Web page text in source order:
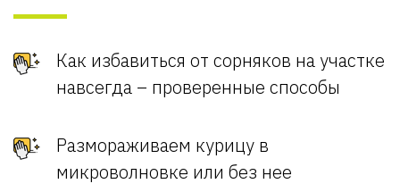
Как избавиться от сорняков на участке
навсегда – проверенные способы
Размораживаем курицу в
микроволновке или без нее